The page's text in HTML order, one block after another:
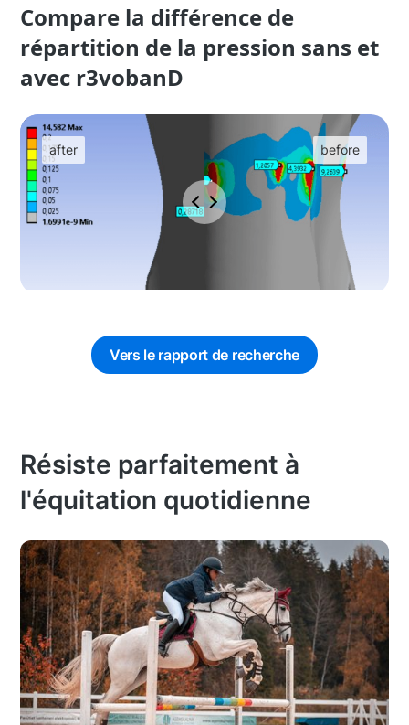
Compare la différence de
répartition de la pression sans et
avec r3vobanD
Vers le rapport de recherche
Résiste parfaitement à
l'équitation quotidienne